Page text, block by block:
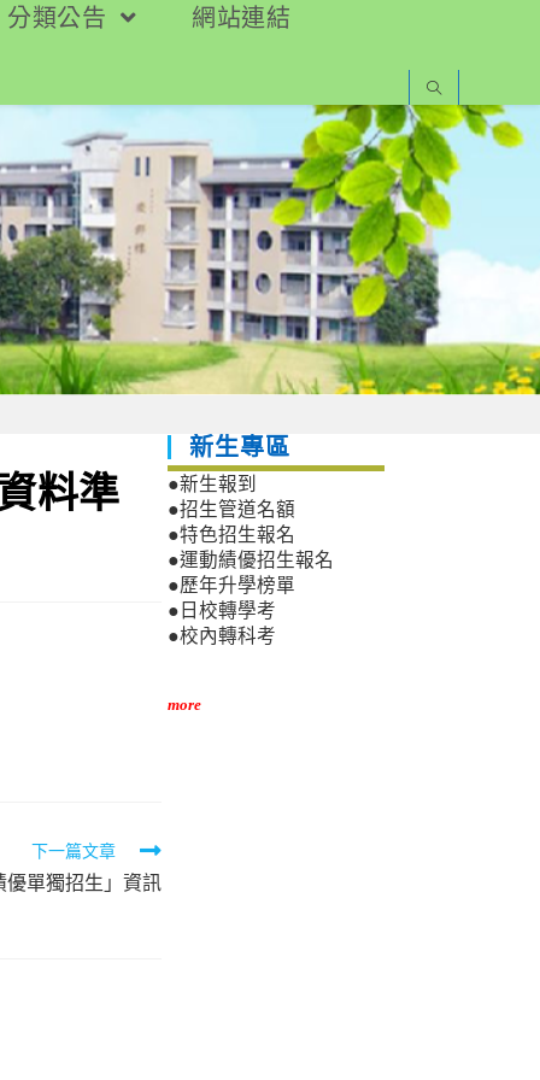
分類公告
網站連結
料準
下一篇文章
單獨招生」資訊
新生專區
●新生報到
●招生管道名額
●特色招生報名
●運動績優招生報名
●歷年升學榜單
●日校轉學考
●校內轉科考
more